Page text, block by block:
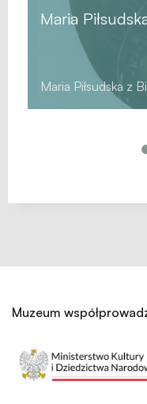
Maria Piłsudska
Maria Piłsudska z
Muzeum